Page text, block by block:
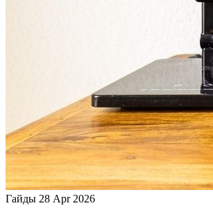
Гайды 28 Apr 2026